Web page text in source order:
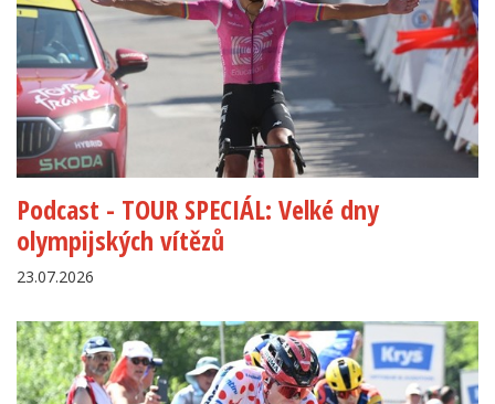
Podcast - TOUR SPECIÁL: Velké dny
olympijských vítězů
23.07.2026